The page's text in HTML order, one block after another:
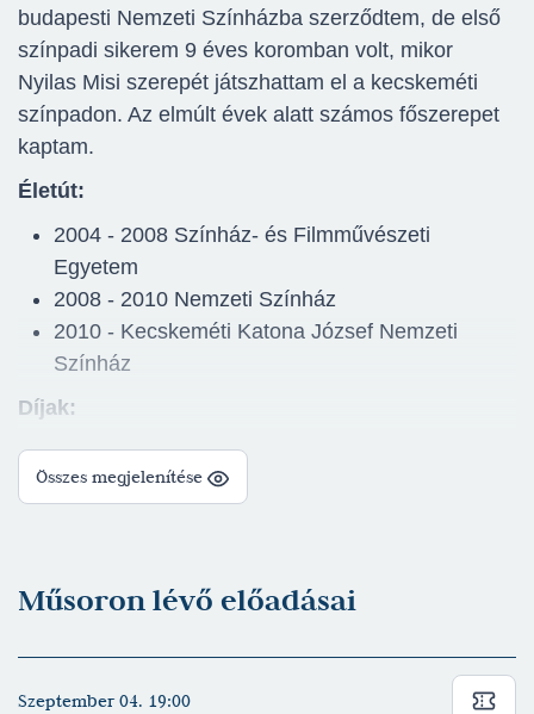
budapesti Nemzeti Színházba szerződtem, de első
színpadi sikerem 9 éves koromban volt, mikor
Nyilas Misi szerepét játszhattam el a kecskeméti
színpadon. Az elmúlt évek alatt számos főszerepet
kaptam.
Életút:
2004 - 2008 Színház- és Filmművészeti
Egyetem
2008 - 2010 Nemzeti Színház
2010 - Kecskeméti Katona József Nemzeti
Színház
Díjak:
Pék Matyi-díj 2011
Latabár-díj 2011
(2025/2026) - Pál, Anna férje, plasztikai sebész -
Összes megjelenítése
Műsoron lévő előadásai
Szeptember 04. 19:00